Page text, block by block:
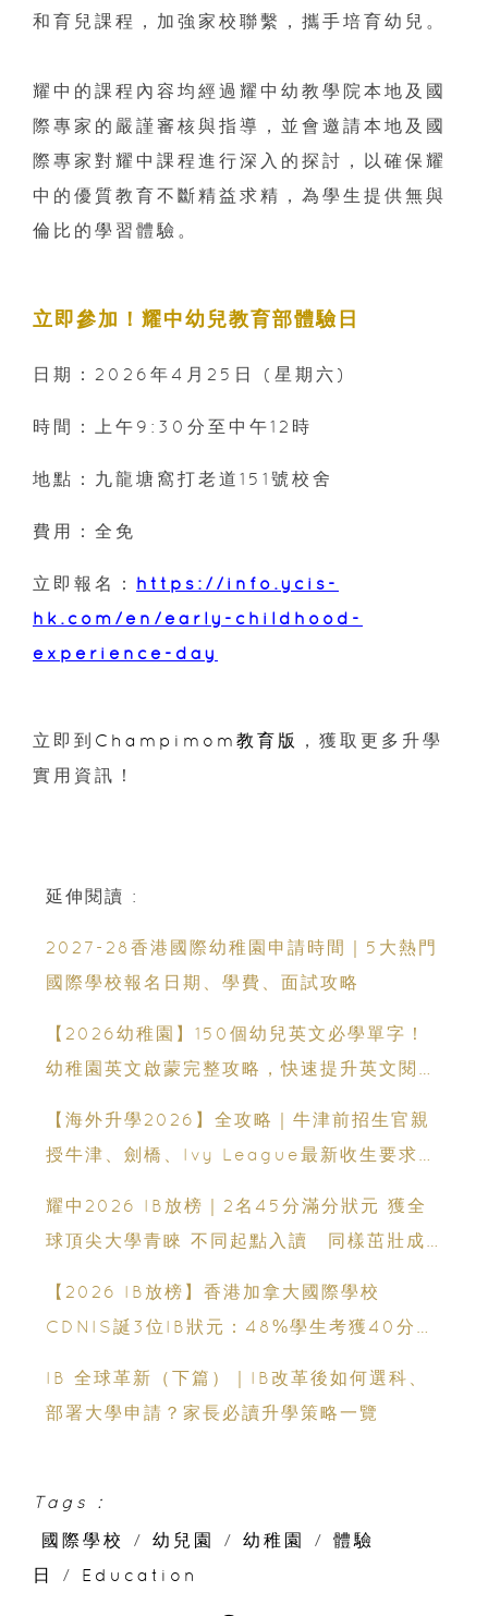
和育兒課程，加強家校聯繫，攜手培育幼兒。
耀中的課程內容均經過耀中幼教學院本地及國
際專家的嚴謹審核與指導，並會邀請本地及國
際專家對耀中課程進行深入的探討，以確保耀
中的優質教育不斷精益求精，為學生提供無與
倫比的學習體驗。
立即參加！耀中幼兒教育部體驗日
日期：2026年4月25日 (星期六)
時間：上午9:30分至中午12時
地點：九龍塘窩打老道151號校舍
費用：全免
立即報名： https://info.ycis-
hk.com/en/early-childhood-
experience-day
立即到 Champimom教育版
，獲取更多升學
實用資訊！
延伸閱讀 :
2027-28香港國際幼稚園申請時間｜5大熱門
國際學校報名日期、學費、面試攻略
【2026幼稚園】150個幼兒英文必學單字！
幼稚園英文啟蒙完整攻略，快速提升英文閱讀
【海外升學2026】全攻略｜牛津前招生官親
授牛津、劍橋、Ivy League最新收生要求｜
耀中2026 IB放榜｜2名45分滿分狀元 獲全
球頂尖大學青睞 不同起點入讀 同樣茁壯成
【2026 IB放榜】香港加拿大國際學校
CDNIS誕3位IB狀元：48%學生考獲40分以
IB 全球革新（下篇）｜IB改革後如何選科、
部署大學申請？家長必讀升學策略一覽
Tags :
國際學校
/ 幼兒園 / 幼稚園 /
體驗
日
/ Education